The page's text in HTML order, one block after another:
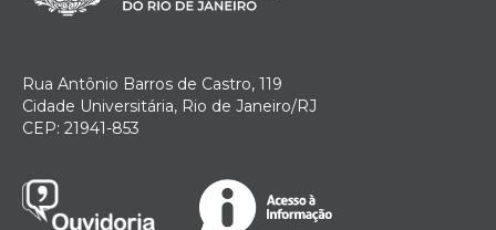
Rua Antônio Barros de Castro, 119
Cidade Universitária, Rio de Janeiro/RJ
CEP: 21941-853